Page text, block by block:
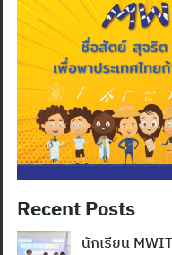
Recent Posts
นักเรียน